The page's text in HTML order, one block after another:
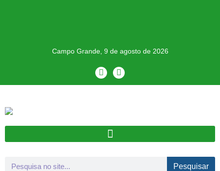
Campo Grande, 9 de agosto de 2026
Pesquisar